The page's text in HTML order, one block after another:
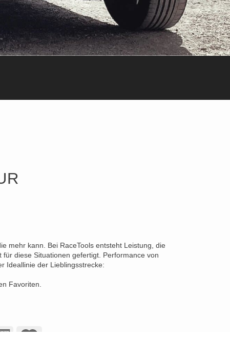
mehr kann. Bei RaceTools entsteht Leistung, die
diese Situationen gefertigt. Performance von
Ideallinie der Lieblingsstrecke:
Favoriten.
American